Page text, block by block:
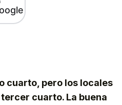
cuarto, pero los locales
cuarto. La buena